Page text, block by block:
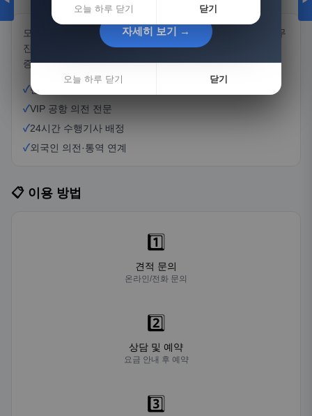
모두의리무진은 전국 어디서나 편리하게 이용할 수 있는 리무
진 서비스입니다. VIP 공항 의전부터 기업 임원 수행까지, 검
증된 전문 기사님들이 최고급 서비스를 제공합니다.
✓벤츠·BMW·제네시스 보유
✓VIP 공항 의전 전문
✓24시간 수행기사 배정
✓외국인 의전·통역 연계
📋 이용 방법
1️⃣
견적 문의
온라인/전화 문의
2️⃣
상담 및 예약
요금 안내 후 예약
3️⃣
오늘 하루 닫기 닫기
자세히 보기 →
오늘 하루 닫기 닫기
자세히 보기 →
오늘 하루 닫기 닫기